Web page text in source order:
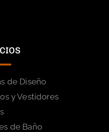
de Diseño
y Vestidores
de Baño